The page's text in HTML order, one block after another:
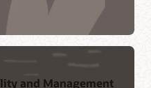
and Management